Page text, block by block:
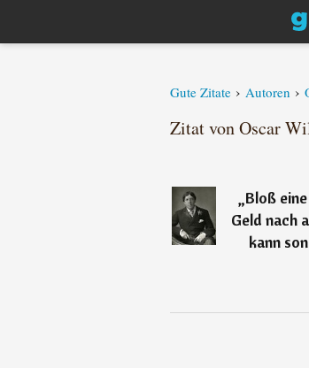
Gute Zitate › Autoren ›
Zitat von Oscar
„Bloß
Geld nach
kann